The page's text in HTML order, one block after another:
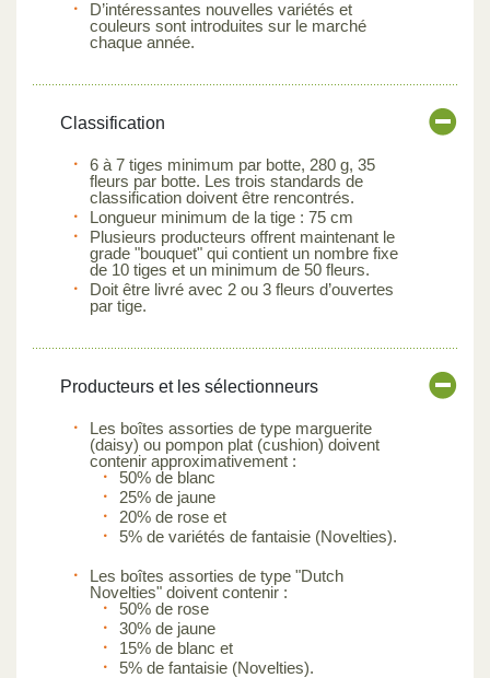
D’intéressantes nouvelles variétés et
couleurs sont introduites sur le marché
chaque année.
Classification
6 à 7 tiges minimum par botte, 280 g, 35
fleurs par botte. Les trois standards de
classification doivent être rencontrés.
Longueur minimum de la tige : 75 cm
Plusieurs producteurs offrent maintenant le
grade "bouquet" qui contient un nombre fixe
de 10 tiges et un minimum de 50 fleurs.
Doit être livré avec 2 ou 3 fleurs d’ouvertes
par tige.
Producteurs et les sélectionneurs
Les boîtes assorties de type marguerite
(daisy) ou pompon plat (cushion) doivent
contenir approximativement :
50% de blanc
25% de jaune
20% de rose et
5% de variétés de fantaisie (Novelties).
Les boîtes assorties de type "Dutch
Novelties" doivent contenir :
50% de rose
30% de jaune
15% de blanc et
5% de fantaisie (Novelties).